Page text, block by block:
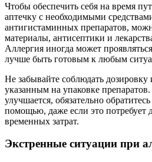
Чтобы обеспечить себя на время
аптечку с необходимыми
антигистаминных препаратов,
материалы, антисептики и
Аллергия иногда может
лучше быть готовым к любым
Не забывайте соблюдать дозировку
указанным на упаковке
улучшается, обязательно
помощью, даже если это потребует
временных затрат.
Экстренные ситуации при